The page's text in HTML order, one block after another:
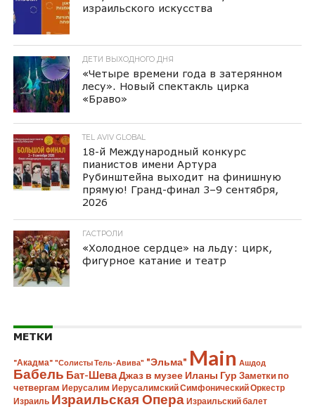
израильского искусства
ДЕТИ ВЫХОДНОГО ДНЯ
«Четыре времени года в затерянном
лесу». Новый спектакль цирка
«Браво»
TEL AVIV GLOBAL
18-й Международный конкурс
пианистов имени Артура
Рубинштейна выходит на финишную
прямую! Гранд-финал 3–9 сентября,
2026
ГАСТРОЛИ
«Холодное сердце» на льду: цирк,
фигурное катание и театр
МЕТКИ
"Акадма" "Солисты Тель-Авива" "Эльма" Main Ашдод
Бабель Бат-ШеваДжаз в музее Иланы Гур Заметки по
четвергам Иерусалим Иерусалимский Симфонический Оркестр
Израиль Израильская Опера Израильский балет